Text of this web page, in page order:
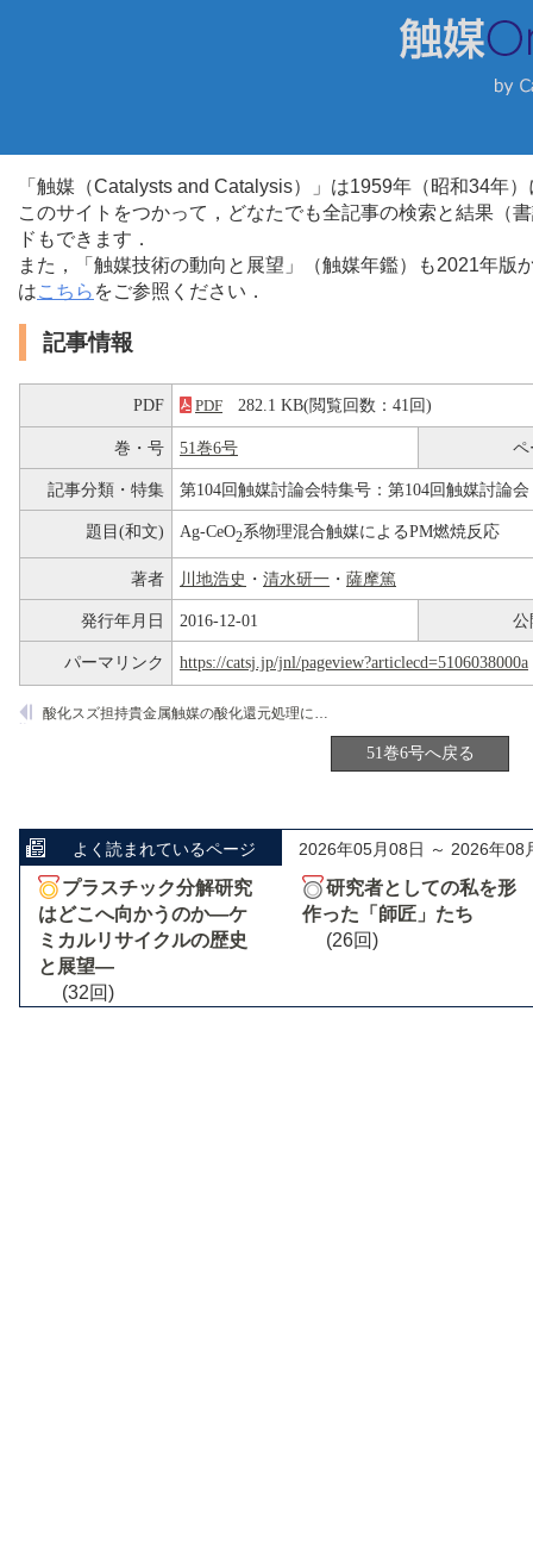
「触媒（Catalysts and Catalysis）」は1959年（昭和34年
このサイトをつかって，どなたでも全記事の検索と結果（
ドもできます．
また，「触媒技術の動向と展望」（触媒年鑑）も2021年
はこちら をご参照ください．
記事情報
PDF PDF 282.1 KB(閲覧回数：41回)
巻・号 51巻6号 ペ
記事分類・特集 第104回触媒討論会特集号：第104回触媒討論会
題目(和文) Ag-CeO2系物理混合触媒によるPM燃焼反応
著者 川地浩史 ・ 清水研一 ・ 薩摩篤
発行年月日 2016-12-01 公
パーマリンク https://catsj.jp/jnl/pageview?articlecd=5106038000a
酸化スズ担持貴金属触媒の酸化還元処理による微細構造変化
51巻6号へ戻る
よく読まれているページ 2026年05月08日 ～ 2026年08
プラスチック分解研究
はどこへ向かうのか―ケ
ミカルリサイクルの歴史
と展望―
(32回)
研究者としての私を形
作った「師匠」たち
(26回)